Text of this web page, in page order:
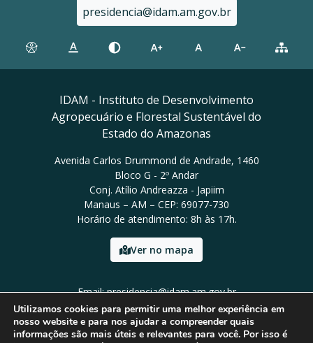
presidencia@idam.am.gov.br
IDAM - Instituto de Desenvolvimento
Agropecuário e Florestal Sustentável do
Estado do Amazonas
Avenida Carlos Drummond de Andrade, 1460
Bloco G - 2º Andar
Conj. Atílio Andreazza - Japiim
Manaus – AM – CEP: 69077-730
Horário de atendimento: 8h às 17h.
Ver no mapa
Email: presidencia@idam.am.gov.br
Tel: (92) 98452-9911
Utilizamos cookies para permitir uma melhor experiência em
nosso website e para nos ajudar a compreender quais
informações são mais úteis e relevantes para você. Por isso é